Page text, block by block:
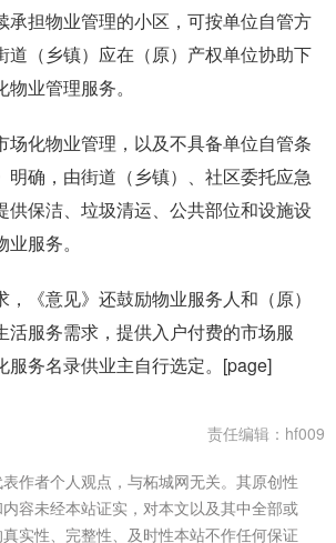
承担物业管理的小区，可按单位自管方
道（乡镇）应在（原）产权单位协助下
业管理服务。
场化物业管理，以及不具备单位自管条
明确，由街道（乡镇）、社区委托应急
供保洁、垃圾清运、公共部位和设施设
服务。
《意见》还鼓励物业服务人和（原）
活服务需求，提供入户付费的市场服
服务名录供业主自行选定。[page]
责任编辑：hf009
作者个人观点，与柘城网无关。其原创性
容未经本站证实，对本文以及其中全部或
实性、完整性、及时性本站不作任何保证